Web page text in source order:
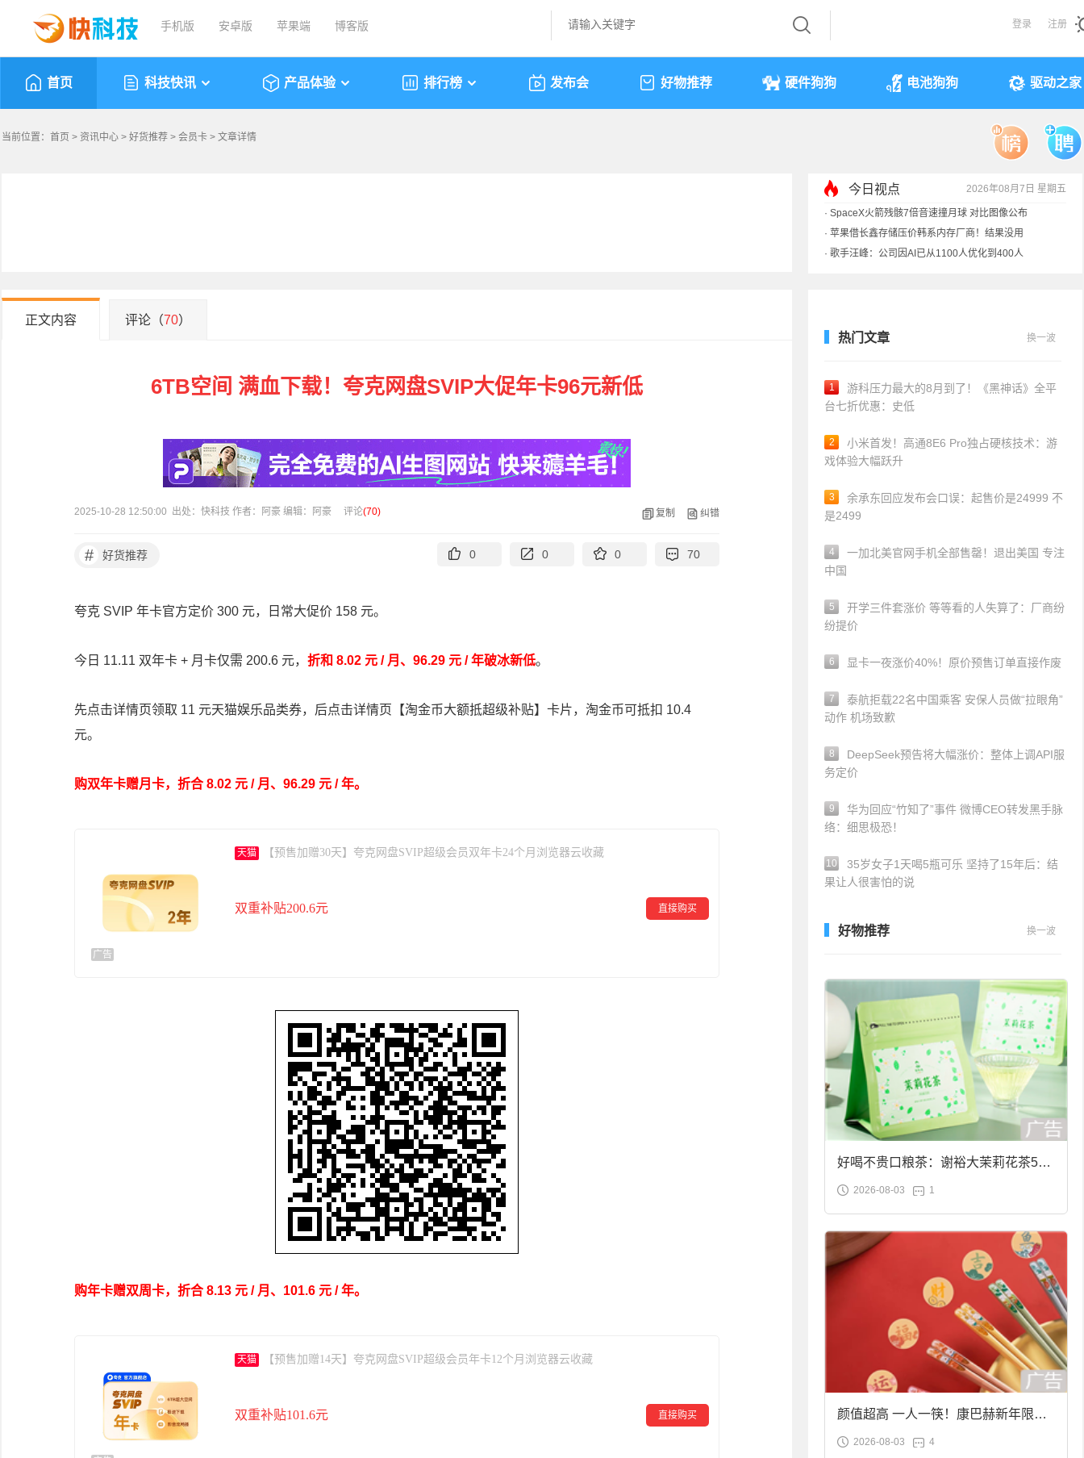
手机版 安卓版 苹果端 博客版 登录 注册
首页 科技快讯 产品体验 排行榜 发布会 好物推荐 硬件狗狗 电池狗狗 驱动之家
当前位置： 首页 > 资讯中心 > 好货推荐 > 会员卡 > 文章详情
今日视点 2026年08月7日 星期五
· SpaceX火箭残骸7倍音速撞月球 对比图像公布
· 苹果借长鑫存储压价韩系内存厂商！结果没用
· 歌手汪峰：公司因AI已从1100人优化到400人
正文内容 评论（70）
6TB空间 满血下载！夸克网盘SVIP大促年卡96元新低
2025-10-28 12:50:00 出处：快科技 作者：阿豪 编辑：阿豪 评论(70) 复制 纠错
# 好货推荐 0 0 0 70
夸克 SVIP 年卡官方定价 300 元，日常大促价 158 元。
今日 11.11 双年卡 + 月卡仅需 200.6 元， 折和 8.02 元 / 月、96.29 元 / 年破冰新低。
先点击详情页领取 11 元天猫娱乐品类券，后点击详情页【淘金币大额抵超级补贴】卡片，淘金币可抵扣 10.4
元。
购双年卡赠月卡，折合 8.02 元 / 月、96.29 元 / 年。
广告
天猫 【预售加赠30天】夸克网盘SVIP超级会员双年卡24个月浏览器云收藏
双重补贴200.6元 直接购买
购年卡赠双周卡，折合 8.13 元 / 月、101.6 元 / 年。
天猫 【预售加赠14天】夸克网盘SVIP超级会员年卡12个月浏览器云收藏
双重补贴101.6元 直接购买
热门文章 换一波
1
游科压力最大的8月到了！《黑神话》全平
台七折优惠：史低
2
小米首发！高通8E6 Pro独占硬核技术：游
戏体验大幅跃升
3
余承东回应发布会口误：起售价是24999 不
是2499
4
一加北美官网手机全部售罄！退出美国 专注
中国
5
开学三件套涨价 等等看的人失算了：厂商纷
纷提价
6 显卡一夜涨价40%！原价预售订单直接作废
7
泰航拒载22名中国乘客 安保人员做“拉眼角”
动作 机场致歉
8
DeepSeek预告将大幅涨价：整体上调API服
务定价
9
华为回应“竹知了”事件 微博CEO转发黑手脉
络：细思极恐！
10
35岁女子1天喝5瓶可乐 坚持了15年后：结
果让人很害怕的说
好物推荐 换一波
好喝不贵口粮茶：谢裕大茉莉花茶50g
袋装9.9元到手
2026-08-03 1
颜值超高 一人一筷！康巴赫新年限定
合金筷子大促：19.9元
2026-08-03 4